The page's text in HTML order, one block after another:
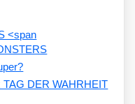
<span
DER WAHRHEIT